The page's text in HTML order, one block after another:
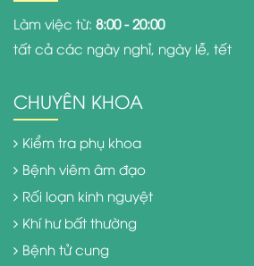
Làm việc từ: 8:00 - 20:00
tất cả các ngày nghỉ, ngày lễ, tết
CHUYÊN KHOA
Kiểm tra phụ khoa
Bệnh viêm âm đạo
Rối loạn kinh nguyệt
Khí hư bất thường
Bệnh tử cung